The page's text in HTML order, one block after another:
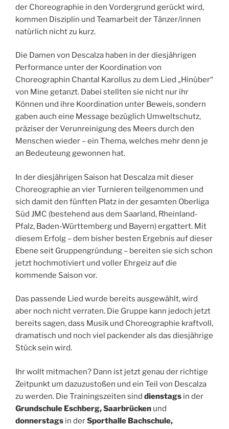
der Choreographie in den Vordergrund gerückt wird,
kommen Disziplin und Teamarbeit der Tänzer/innen
natürlich nicht zu kurz.
Die Damen von Descalza haben in der diesjährigen
Performance unter der Koordination von
Choreographin Chantal Karollus zu dem Lied „Hinüber“
von Mine getanzt. Dabei stellten sie nicht nur ihr
Können und ihre Koordination unter Beweis, sondern
gaben auch eine Message bezüglich Umweltschutz,
präziser der Verunreinigung des Meers durch den
Menschen wieder – ein Thema, welches mehr denn je
an Bedeuteung gewonnen hat.
In der diesjährigen Saison hat Descalza mit dieser
Choreographie an vier Turnieren teilgenommen und
sich damit den fünften Platz in der gesamten Oberliga
Süd JMC (bestehend aus dem Saarland, Rheinland-
Pfalz, Baden-Württemberg und Bayern) ergattert. Mit
diesem Erfolg – dem bisher besten Ergebnis auf dieser
Ebene seit Gruppengründung – bereiten sie sich schon
jetzt hochmotiviert und voller Ehrgeiz auf die
kommende Saison vor.
Das passende Lied wurde bereits ausgewählt, wird
aber noch nicht verraten. Die Gruppe kann jedoch jetzt
bereits sagen, dass Musik und Choreographie kraftvoll,
dramatisch und noch viel packender als das diesjährige
Stück sein wird.
Ihr wollt mitmachen? Dann ist jetzt genau der richtige
Zeitpunkt um dazuzustoßen und ein Teil von Descalza
zu werden. Die Trainingszeiten sind dienstags in der
Grundschule Eschberg, Saarbrücken und
donnerstags in derSporthalle Bachschule,